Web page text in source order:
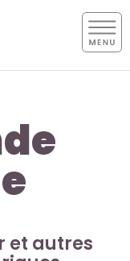
et autres